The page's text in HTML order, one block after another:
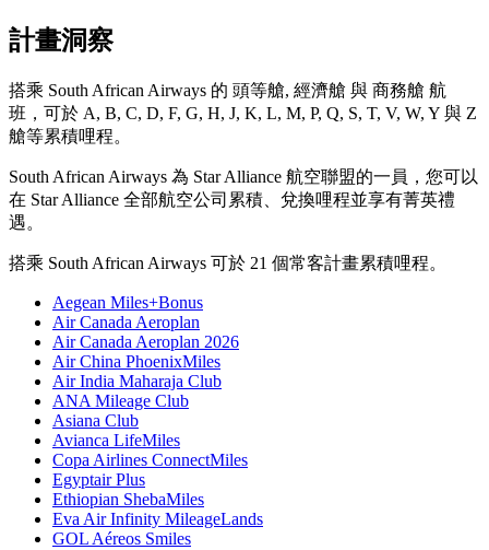
計畫洞察
搭乘 South African Airways 的 頭等艙, 經濟艙 與 商務艙 航
班，可於 A, B, C, D, F, G, H, J, K, L, M, P, Q, S, T, V, W, Y 與 Z
艙等累積哩程。
South African Airways 為 Star Alliance 航空聯盟的一員，您可以
在 Star Alliance 全部航空公司累積、兌換哩程並享有菁英禮
遇。
搭乘 South African Airways 可於 21 個常客計畫累積哩程。
Aegean Miles+Bonus
Air Canada Aeroplan
Air Canada Aeroplan 2026
Air China PhoenixMiles
Air India Maharaja Club
ANA Mileage Club
Asiana Club
Avianca LifeMiles
Copa Airlines ConnectMiles
Egyptair Plus
Ethiopian ShebaMiles
Eva Air Infinity MileageLands
GOL Aéreos Smiles